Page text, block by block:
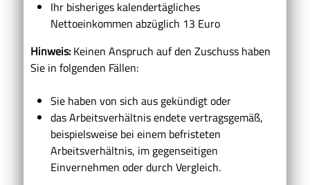
Ihr bisheriges kalendertägliches
Nettoeinkommen abzüglich 13 Euro
Hinweis: Keinen Anspruch auf den Zuschuss haben
Sie in folgenden Fällen:
Sie haben von sich aus gekündigt oder
das Arbeitsverhältnis endete vertragsgemäß,
beispielsweisebei einem befristeten
Arbeitsverhältnis, im gegenseitigen
Einvernehmen oder durch Vergleich.